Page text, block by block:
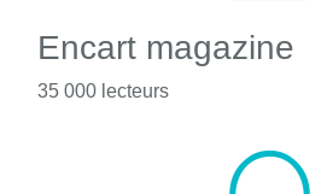
Encart magazine
35 000 lecteurs